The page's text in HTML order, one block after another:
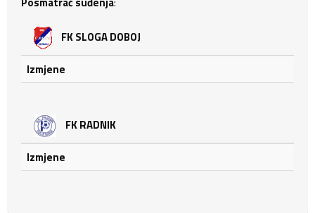
FK SLOGA DOBOJ
Izmjene
FK RADNIK
Izmjene